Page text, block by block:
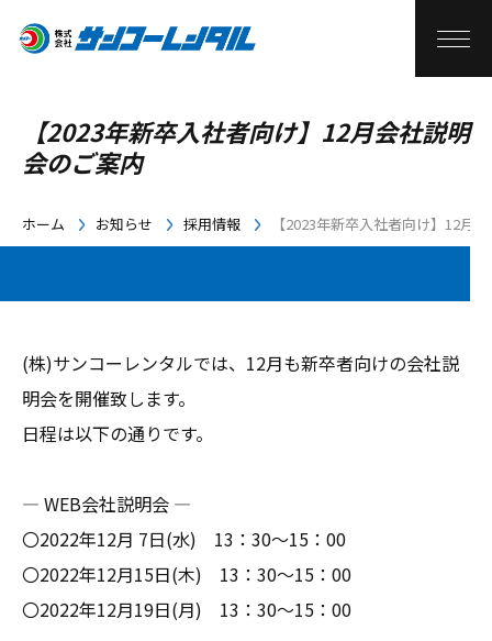
【2023年新卒入社者向け】12月会社説明
会のご案内
ホーム お知らせ 採用情報 【2023年新卒入社者向け】12月
(株)サンコーレンタルでは、12月も新卒者向けの会社説
明会を開催致します。
日程は以下の通りです。
― WEB会社説明会 ―
〇2022年12月 7日(水) 13：30～15：00
〇2022年12月15日(木) 13：30～15：00
〇2022年12月19日(月) 13：30～15：00